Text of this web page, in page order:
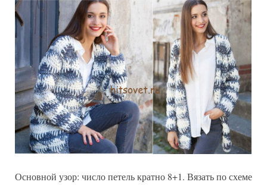
Основной узор: число петель кратно 8+1. Вязать по схеме